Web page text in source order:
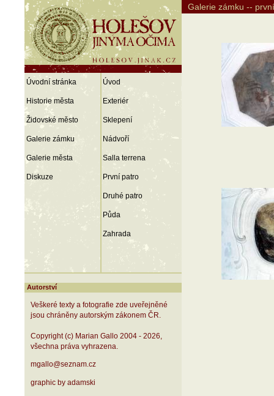
Galerie zámku --
Úvodní stránka
Historie města
Židovské město
Galerie zámku
Úvod
Exteriér
Sklepení
Nádvoří
Salla terrena
První patro
Druhé patro
Půda
Zahrada
Galerie města
Diskuze
Autorství
Veškeré texty a fotografie zde uveřejněné
jsou chráněny autorským zákonem ČR.
Copyright (c) Marian Gallo 2004 - 2026,
všechna práva vyhrazena.
mgallo@seznam.cz
graphic by adamski